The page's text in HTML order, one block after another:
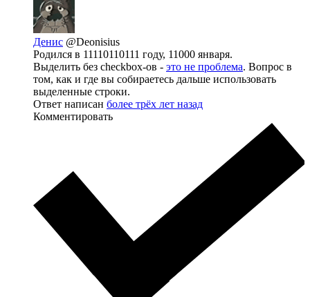
Денис @Deonisius
Родился в 11110110111 году, 11000 января.
Выделить без checkbox-ов - это не проблема. Вопрос в
том, как и где вы собираетесь дальше использовать
выделенные строки.
Ответ написан более трёх лет назад
Комментировать